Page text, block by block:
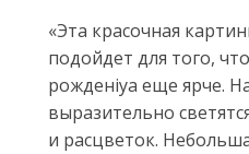
«Эта красочная
подойдет для того,
рожденiya еще ярче.
выразительно
и расцветок.